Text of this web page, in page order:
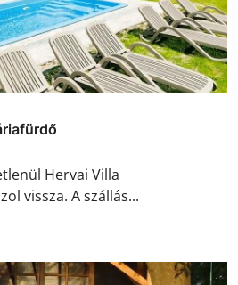
Hervai Villa
vissza. A szállás...